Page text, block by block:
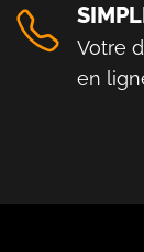
Votre
en